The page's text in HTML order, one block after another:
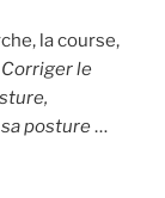
la course,
le
posture…